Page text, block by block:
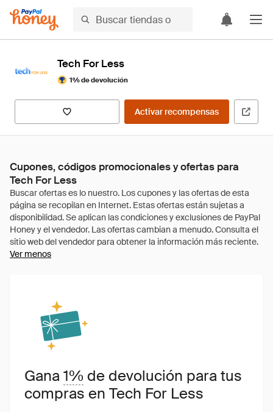
Tech For Less
1% de devolución
Activar recompensas
Cupones, códigos promocionales y ofertas para
Tech For Less
Ver menos
Gana1% de devolución para tus
compras en Tech For Less